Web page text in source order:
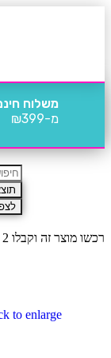
משלוח
מ-₪399
רכשו מוצר זה וקבלו 2 נקודות השוות (
to enlarge